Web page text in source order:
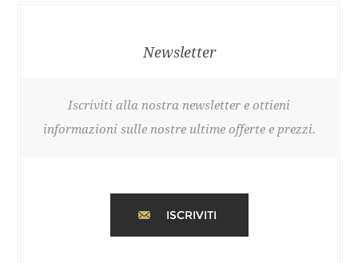
Newsletter
Iscriviti alla nostra newsletter e ottieni
informazioni sulle nostre ultime offerte e prezzi.
ISCRIVITI